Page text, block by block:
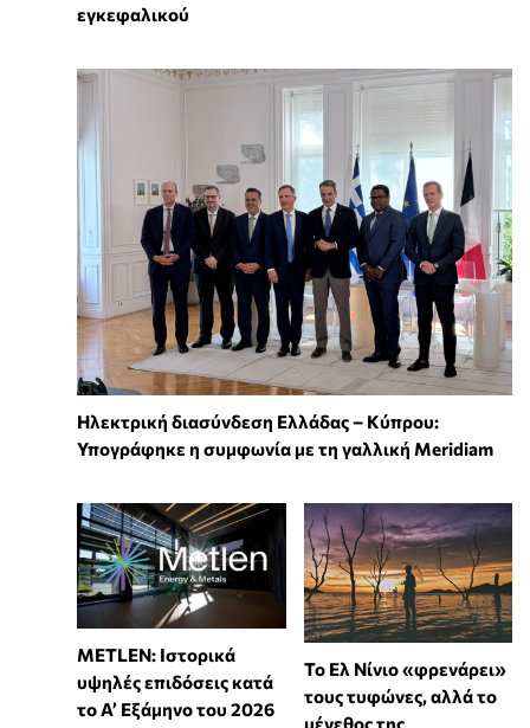
εγκεφαλικού
Ηλεκτρική διασύνδεση Ελλάδας – Κύπρου:
Υπογράφηκε η συμφωνία με τη γαλλική Meridiam
METLEN: Ιστορικά
υψηλές επιδόσεις κατά
το Α’ Εξάμηνο του 2026
Το Ελ Νίνιο «φρενάρει»
τους τυφώνες, αλλά το
μέγεθος της